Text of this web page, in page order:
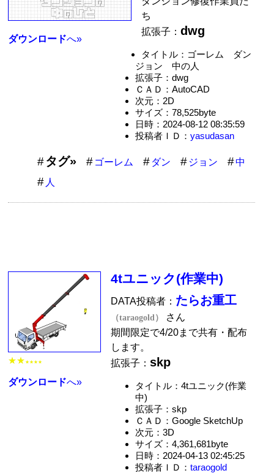
ダウンロードへ»
ち
拡張子：dwg
タイトル：ゴーレム ダン
ジョン 中の人
拡張子：dwg
ＣＡＤ：AutoCAD
次元：2D
サイズ：78,525byte
日時：2024-08-12 08:35:59
投稿者ＩＤ： yasudasan
タグ» ゴーレム ダン ジョン
中
人
★★ ★★★★
ダウンロードへ»
4tユニック(作業中)
DATA投稿者： たらお重工
（taraogold）
さん
期間限定で4/20まで共有・配布
します。
拡張子：skp
タイトル：4tユニック(作業
中)
拡張子：skp
ＣＡＤ：Google SketchUp
次元：3D
サイズ：4,361,681byte
日時：2024-04-13 02:45:25
投稿者ＩＤ： taraogold